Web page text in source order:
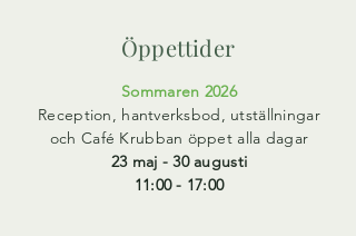
Öppettider
Sommaren 2026
Reception, hantverksbod, utställningar
och Café Krubban öppet alla dagar
23 maj - 30 augusti
11:00 - 17:00